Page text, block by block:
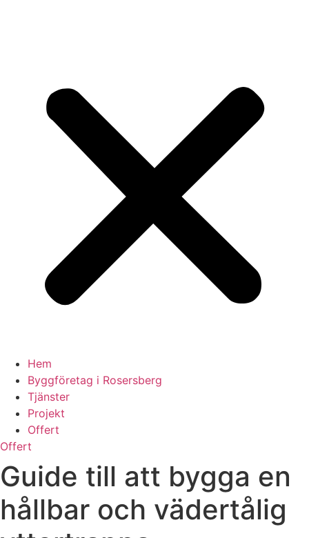
Hem
Byggföretag i Rosersberg
Tjänster
Projekt
Offert
Offert
Guide till att bygga en
hållbar och vädertålig